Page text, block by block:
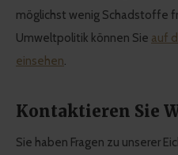
möglichst wenig Schadstoffe
Umweltpolitik können Sie auf
einsehen.
Kontaktieren Sie
Sie haben Fragen zu unserer